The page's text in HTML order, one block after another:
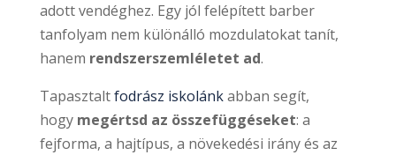
adott vendéghez. Egy jól felépített barber
tanfolyam nem különálló mozdulatokat tanít,
hanem rendszerszemléletet ad.
Tapasztaltfodrász iskolánkabban segít,
hogy megértsd az összefüggéseket: a
fejforma, a hajtípus, a növekedési irány és az